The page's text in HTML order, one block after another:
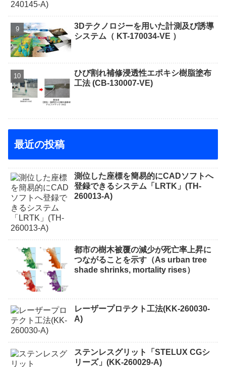
3Dテクノロジーを用いた計測及び誘導
システム（ KT-170034-VE ）
ひび割れ補修浸透性エポキシ樹脂塗布
工法 (CB-130007-VE)
最近の投稿
測位した座標を簡易的にCADソフトへ
登録できるシステム「LRTK」(TH-
260013-A)
都市の樹木被覆の減少が死亡率上昇に
つながることを示す（As urban tree
shade shrinks, mortality rises）
レーザープロテクト⼯法(KK-260030-
A)
ステンレスグリット「STELUX CGシ
リーズ」(KK-260029-A)